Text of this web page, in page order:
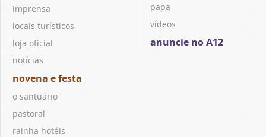
imprensa
locais turísticos
loja oficial
notícias
novena e festa
o santuário
pastoral
rainha hotéis
papa
vídeos
anuncie no A12